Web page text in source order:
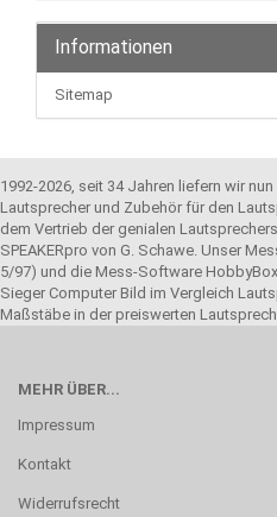
Informationen
Sitemap
1992-2026, seit 34 Jahren liefern wir
Lautsprecher und Zubehör für den
dem Vertrieb der genialen
SPEAKERpro von G. Schawe. Unser
5/97) und die Mess-Software
Sieger Computer Bild im Vergleich
Maßstäbe in der preiswerten
MEHR ÜBER...
Impressum
Kontakt
Widerrufsrecht